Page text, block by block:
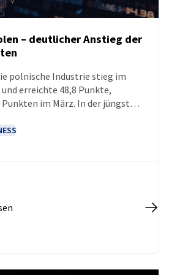
– deutlicher Anstieg der
polnische Industrie stieg im
erreichte 48,8 Punkte,
im März. In der jüngsten
zu erkennen: Die Kosten der